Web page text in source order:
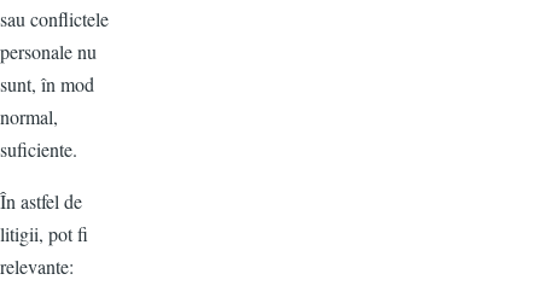
sau conflictele
personale nu
sunt, în mod
normal,
suficiente.
În astfel de
litigii, pot fi
relevante: